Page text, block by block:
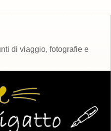
di viaggio, fotografie e